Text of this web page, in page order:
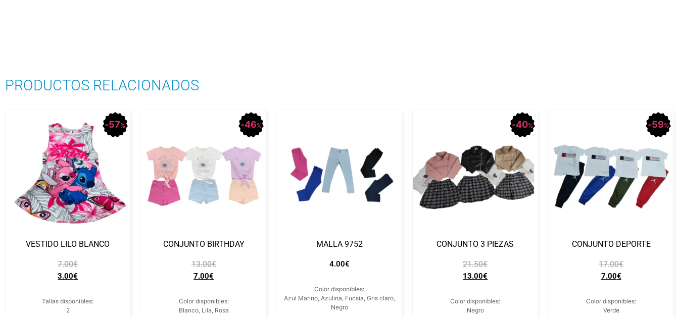
PRODUCTOS RELACIONADOS
57%
VESTIDO LILO BLANCO
7.00€
3.00€
Tallas disponibles:
2
46%
CONJUNTO BIRTHDAY
13.00€
7.00€
Color disponibles:
Blanco, Lila, Rosa
MALLA 9752
4.00€
Color disponibles:
Azul Marino, Azulina, Fucsia, Gris claro,
Negro
40%
CONJUNTO 3 PIEZAS
21.50€
13.00€
Color disponibles:
Negro
59%
CONJUNTO DEPORTE
17.00€
7.00€
Color disponibles:
Verde